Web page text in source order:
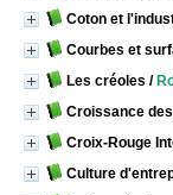
Coton et
Courbes et
Les créoles /
Croissance
Croix-Rouge
Culture